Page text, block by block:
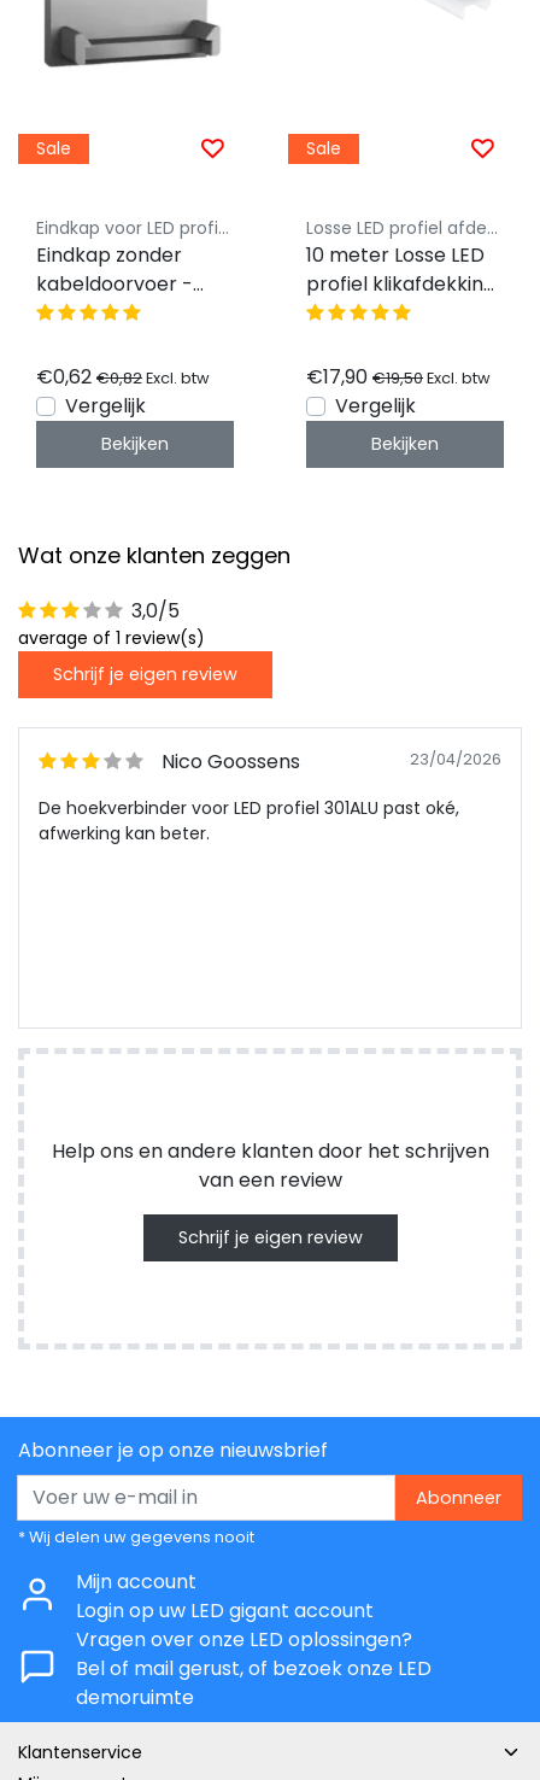
Sale
Eindkap voor LED profiel - Luksus
Eindkap zonder
kabeldoorvoer -
301ALU
€0,62 €0,82Excl. btw
Vergelijk
Bekijken
Sale
Losse LED profiel afdekking Luksus
10 meter Losse LED
profiel klikafdekking
- Opaal - 301, 302,
€17,90 €19,50Excl. btw
Vergelijk
Bekijken
Wat onze klanten zeggen
3,0/5
average of 1 review(s)
Schrijf je eigen review
Nico Goossens 23/04/2026
De hoekverbinder voor LED profiel 301ALU past oké,
afwerking kan beter.
Help ons en andere klanten door het schrijven
van een review
Schrijf je eigen review
Abonneer je op onze nieuwsbrief
Abonneer
* Wij delen uw gegevens nooit
Mijn account
Login op uw LED gigant account
Vragen over onze LED oplossingen?
Bel of mail gerust, of bezoek onze LED
demoruimte
Klantenservice